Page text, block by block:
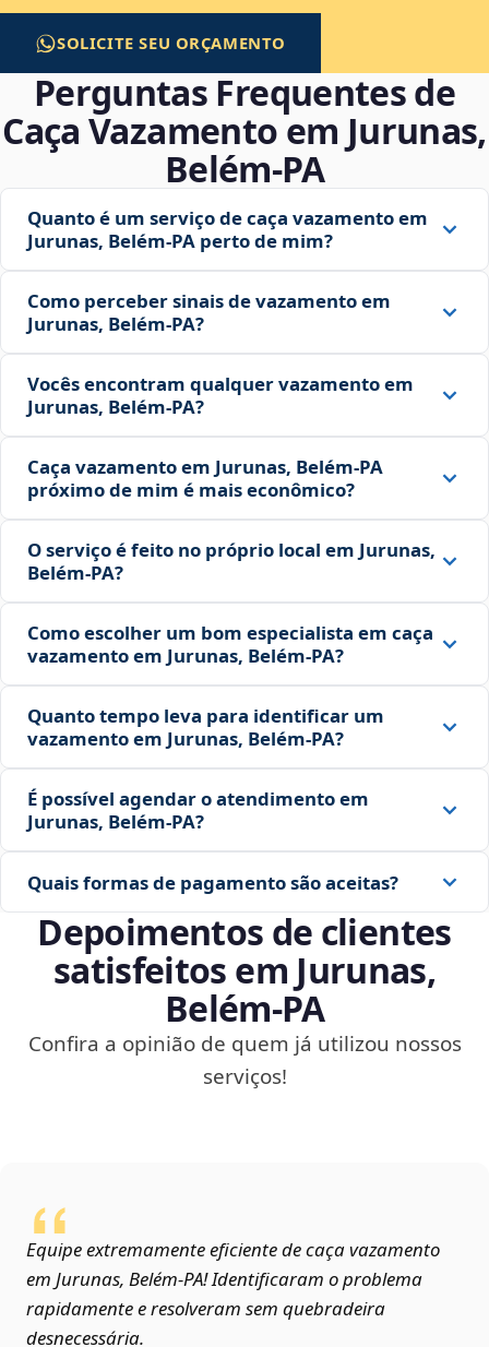
SOLICITE SEU ORÇAMENTO
Perguntas Frequentes de
Caça Vazamento em Jurunas,
Belém‑PA
Quanto é um serviço de caça vazamento em
Jurunas, Belém‑PA perto de mim?
Como perceber sinais de vazamento em
Jurunas, Belém‑PA?
Vocês encontram qualquer vazamento em
Jurunas, Belém‑PA?
Caça vazamento em Jurunas, Belém‑PA
próximo de mim é mais econômico?
O serviço é feito no próprio local em Jurunas,
Belém‑PA?
Como escolher um bom especialista em caça
vazamento em Jurunas, Belém‑PA?
Quanto tempo leva para identificar um
vazamento em Jurunas, Belém‑PA?
É possível agendar o atendimento em
Jurunas, Belém‑PA?
Quais formas de pagamento são aceitas?
Depoimentos de clientes
satisfeitos em Jurunas,
Belém‑PA
Confira a opinião de quem já utilizou nossos
serviços!
Equipe extremamente eficiente de caça vazamento
em Jurunas, Belém‑PA! Identificaram o problema
rapidamente e resolveram sem quebradeira
desnecessária.